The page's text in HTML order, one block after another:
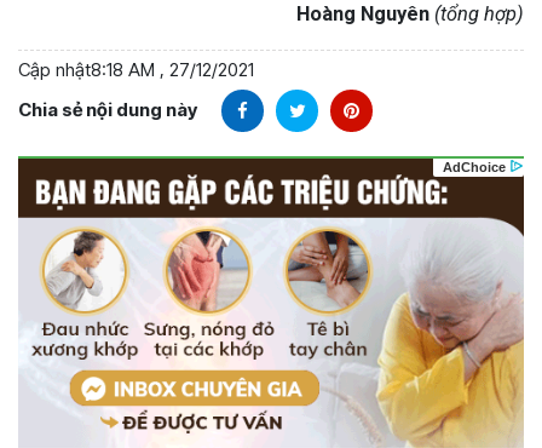
Hoàng Nguyên (tổng hợp)
Cập nhật8:18 AM , 27/12/2021
Chia sẻ nội dung này